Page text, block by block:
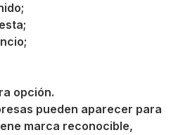
opción.
pueden aparecer para
marca reconocible,